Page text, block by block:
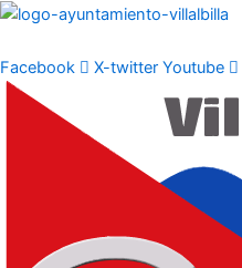
Ir
contenido
Facebook X-twitter Youtube